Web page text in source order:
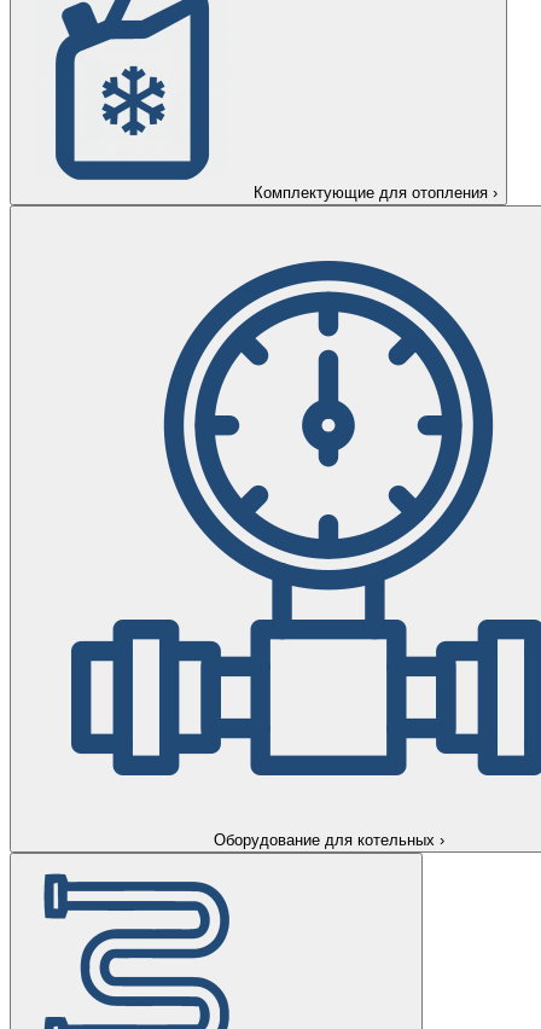
Комплектующие для отопления ›
Оборудование для котельных ›